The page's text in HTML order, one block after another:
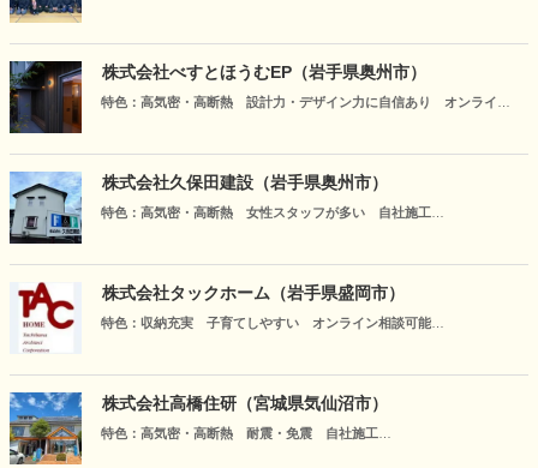
心よりご支援、ご指導を賜りますようお願い申し上げます。【代表取
締役 伊藤 晴友】
株式会社べすとほうむEP（岩手県奥州市）
特色：高気密・高断熱 設計力・デザイン力に自信あり オンライン
LIFE』～暮らしの中に自然を描写する～ 岩手の住宅の最適解を追い
求め、心身ともに満たされる毎日を過ごせる。『仲良し家族をつくる
家』を提供する事に生きがいを感じている岩手県奥州市の工務店で
株式会社久保田建設（岩手県奥州市）
特色：高気密・高断熱 女性スタッフが多い 自社施工
客様の暮らしにずっと寄り添っていきたいというのが私たちの思いで
す。
株式会社タックホーム（岩手県盛岡市）
特色：収納充実 子育てしやすい オンライン相談可能
ポンプ温水パネルのお得な光熱費で、安心して子育て出来る家作りを
応援します。
株式会社高橋住研（宮城県気仙沼市）
特色：高気密・高断熱 耐震・免震 自社施工